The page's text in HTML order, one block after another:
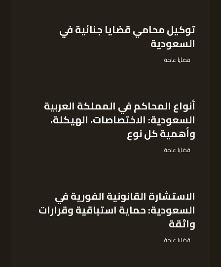
توكيل محامي قضايا جنائية في
السعودية
قضايا عامة
أنواع المحاكم في المملكة العربية
السعودية: الاختصاصات، الهيكلة،
وأهمية كل نوع
قضايا عامة
الاستشارة القانونية الفورية في
السعودية: حماية استباقية وقرارات
واثقة
قضايا عامة